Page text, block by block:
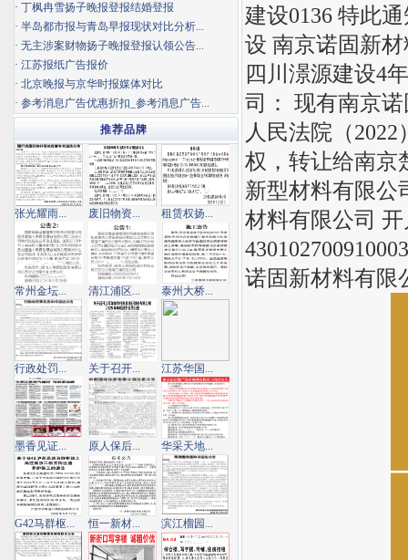
建设0136 特此
设 南京诺固新
四川澋源建设4
司： 现有南京
人民法院（
权，转让给南京
新型材料有限公
材料有限公司
诺固新材料有限
· 丁枫冉雪扬子晚报登报结婚登报
· 半岛都市报与青岛早报现状对比分析...
· 无主涉案财物扬子晚报登报认领公告...
· 江苏报纸广告报价
· 北京晚报与京华时报媒体对比
· 参考消息广告优惠折扣_参考消息广告...
推荐品牌
张光耀雨... 废旧物资... 租赁权扬...
常州金坛... 清江浦区... 泰州大桥...
行政处罚... 关于召开... 江苏华国...
墨香见证... 原人保后... 华采天地...
G42马群枢... 恒一新材... 滨江榴园...